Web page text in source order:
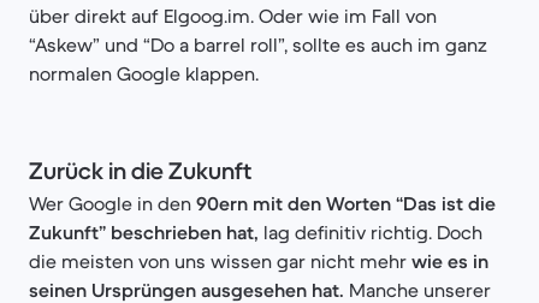
über direkt auf Elgoog.im. Oder wie im Fall von
“Askew” und “Do a barrel roll”, sollte es auch im ganz
normalen Google klappen.
Zurück in die Zukunft
Wer Google in den 90ern mit den Worten “Das ist die
Zukunft” beschrieben hat, lag definitiv richtig. Doch
die meisten von uns wissen gar nicht mehr wie es in
seinen Ursprüngen ausgesehen hat. Manche unserer